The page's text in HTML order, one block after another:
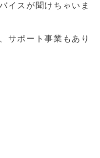
イスが聞けちゃいま
サポート事業もあり